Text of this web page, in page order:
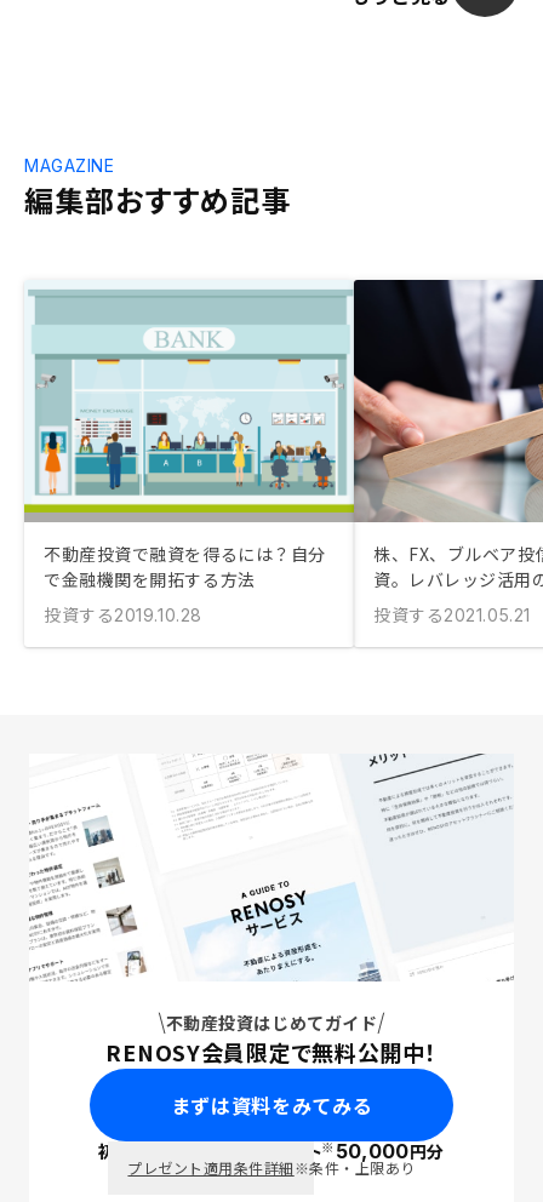
編集部おすすめ記事
MAGAZINE
不動産投資で融資を得るには？自分
で金融機関を開拓する方法
投資する2019.10.28
株、FX、ブルベア投
資。レバレッジ活用
投資する2021.05.21
不動産投資はじめてガイド
RENOSY会員限定で無料公開中！
まずは資料をみてみる
初回面談で ポイント※50,000円分
プレゼント適用条件詳細※条件・上限あり